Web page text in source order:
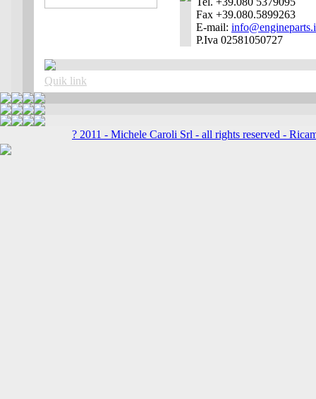
Fax +39.080.5899263
E-mail:
P.Iva 02581050727
Quik link
? 2011 - Michele Caroli Srl - all rights reserved -